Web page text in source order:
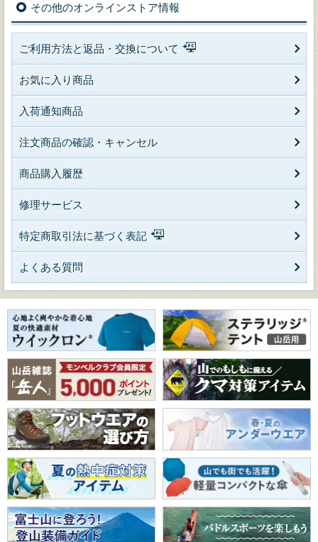
その他のオンラインストア情報
ご利用方法と返品・交換について
お気に入り商品
入荷通知商品
注文商品の確認・キャンセル
商品購入履歴
修理サービス
特定商取引法に基づく表記
よくある質問